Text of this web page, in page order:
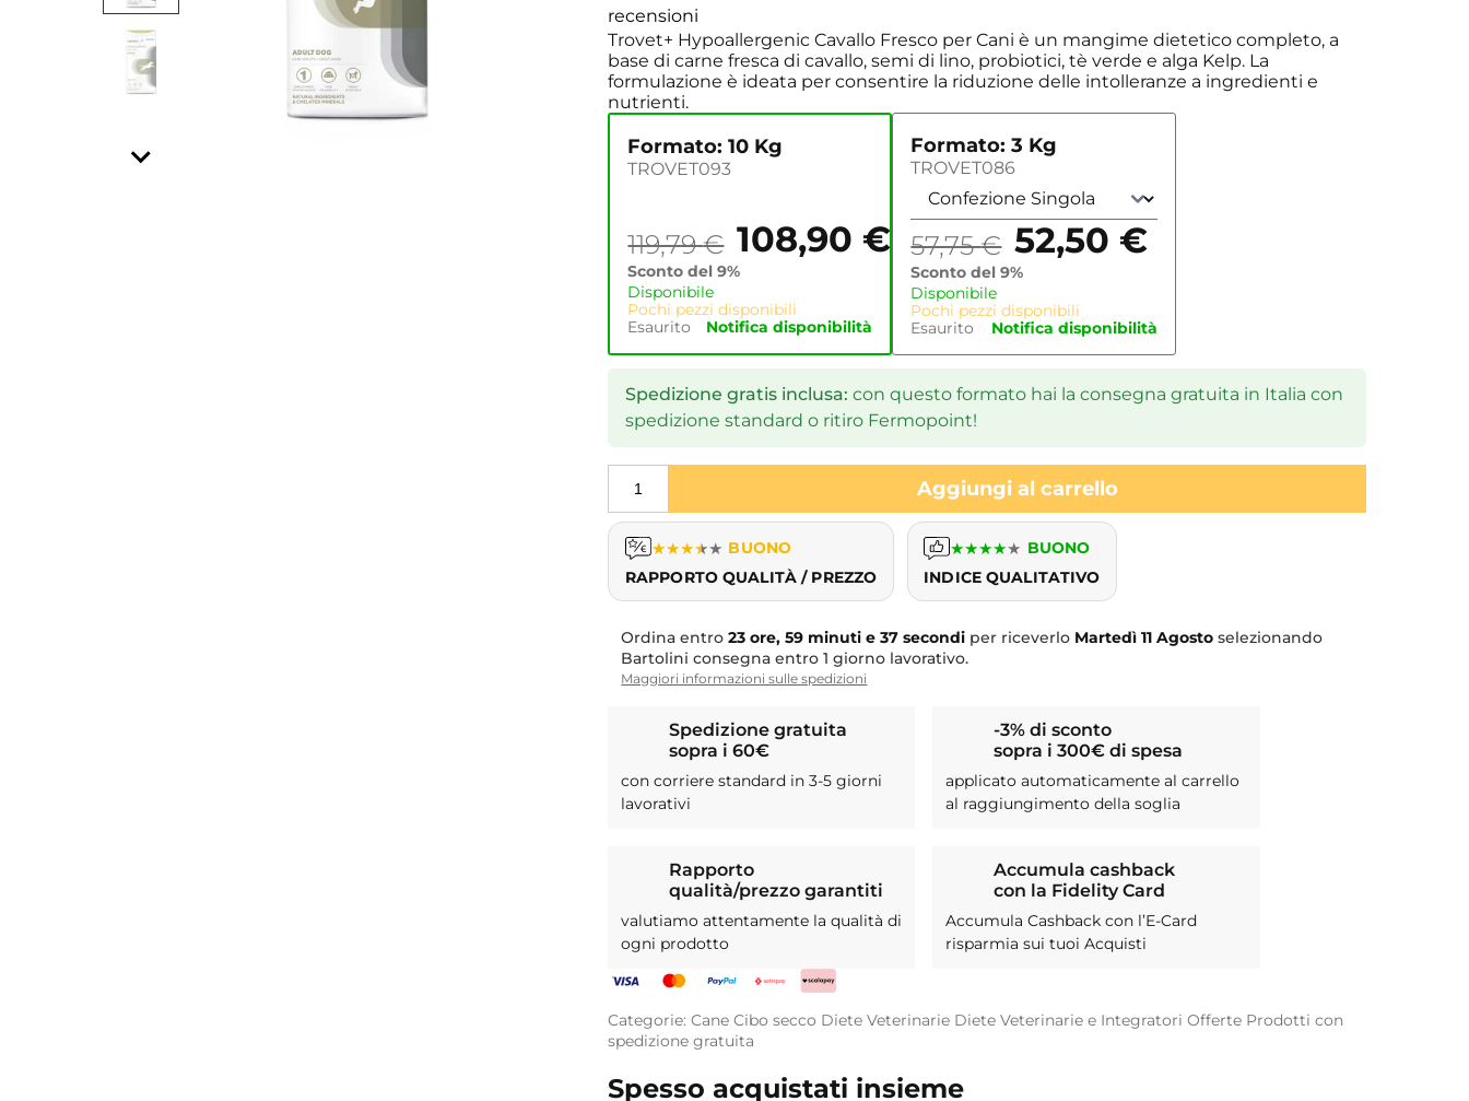
recensioni
Trovet+ Hypoallergenic Cavallo Fresco per Cani è un mangime dietetico completo, a
base di carne fresca di cavallo, semi di lino, probiotici, tè verde e alga Kelp. La
formulazione è ideata per consentire la riduzione delle intolleranze a ingredienti e
nutrienti.
Formato: 10 Kg
TROVET093
119,79€ 108,90 €
Sconto del 9%
Disponibile
Pochi pezzi disponibili
Esaurito
Notifica disponibilità
Formato: 3 Kg
TROVET086
57,75€ 52,50 €
Sconto del 9%
Disponibile
Pochi pezzi disponibili
Esaurito
Notifica disponibilità
Spedizione gratis inclusa: con questo formato hai la consegna gratuita in Italia con
spedizione standard o ritiro Fermopoint!
Aggiungi al carrello
★★★★★ BUONO
RAPPORTO QUALITÀ / PREZZO
★★★★★ BUONO
INDICE QUALITATIVO
Ordina entro23 ore, 59 minuti e 36 secondi per riceverlo Martedì 11 Agosto selezionando
Bartolini consegna entro 1 giorno lavorativo.
Maggiori informazioni sulle spedizioni
Spedizione gratuita
sopra i 60€
con corriere standard in 3-5 giorni
lavorativi
-3% di sconto
sopra i 300€ di spesa
applicato automaticamente al carrello
al raggiungimento della soglia
Rapporto
qualità/prezzo garantiti
valutiamo attentamente la qualità di
ogni prodotto
Accumula cashback
con la Fidelity Card
Accumula Cashback con l’E-Card
risparmia sui tuoi Acquisti
Categorie:Cane Cibo secco Diete Veterinarie Diete Veterinarie e Integratori Offerte Prodotti con
spedizione gratuita
Spesso acquistati insieme